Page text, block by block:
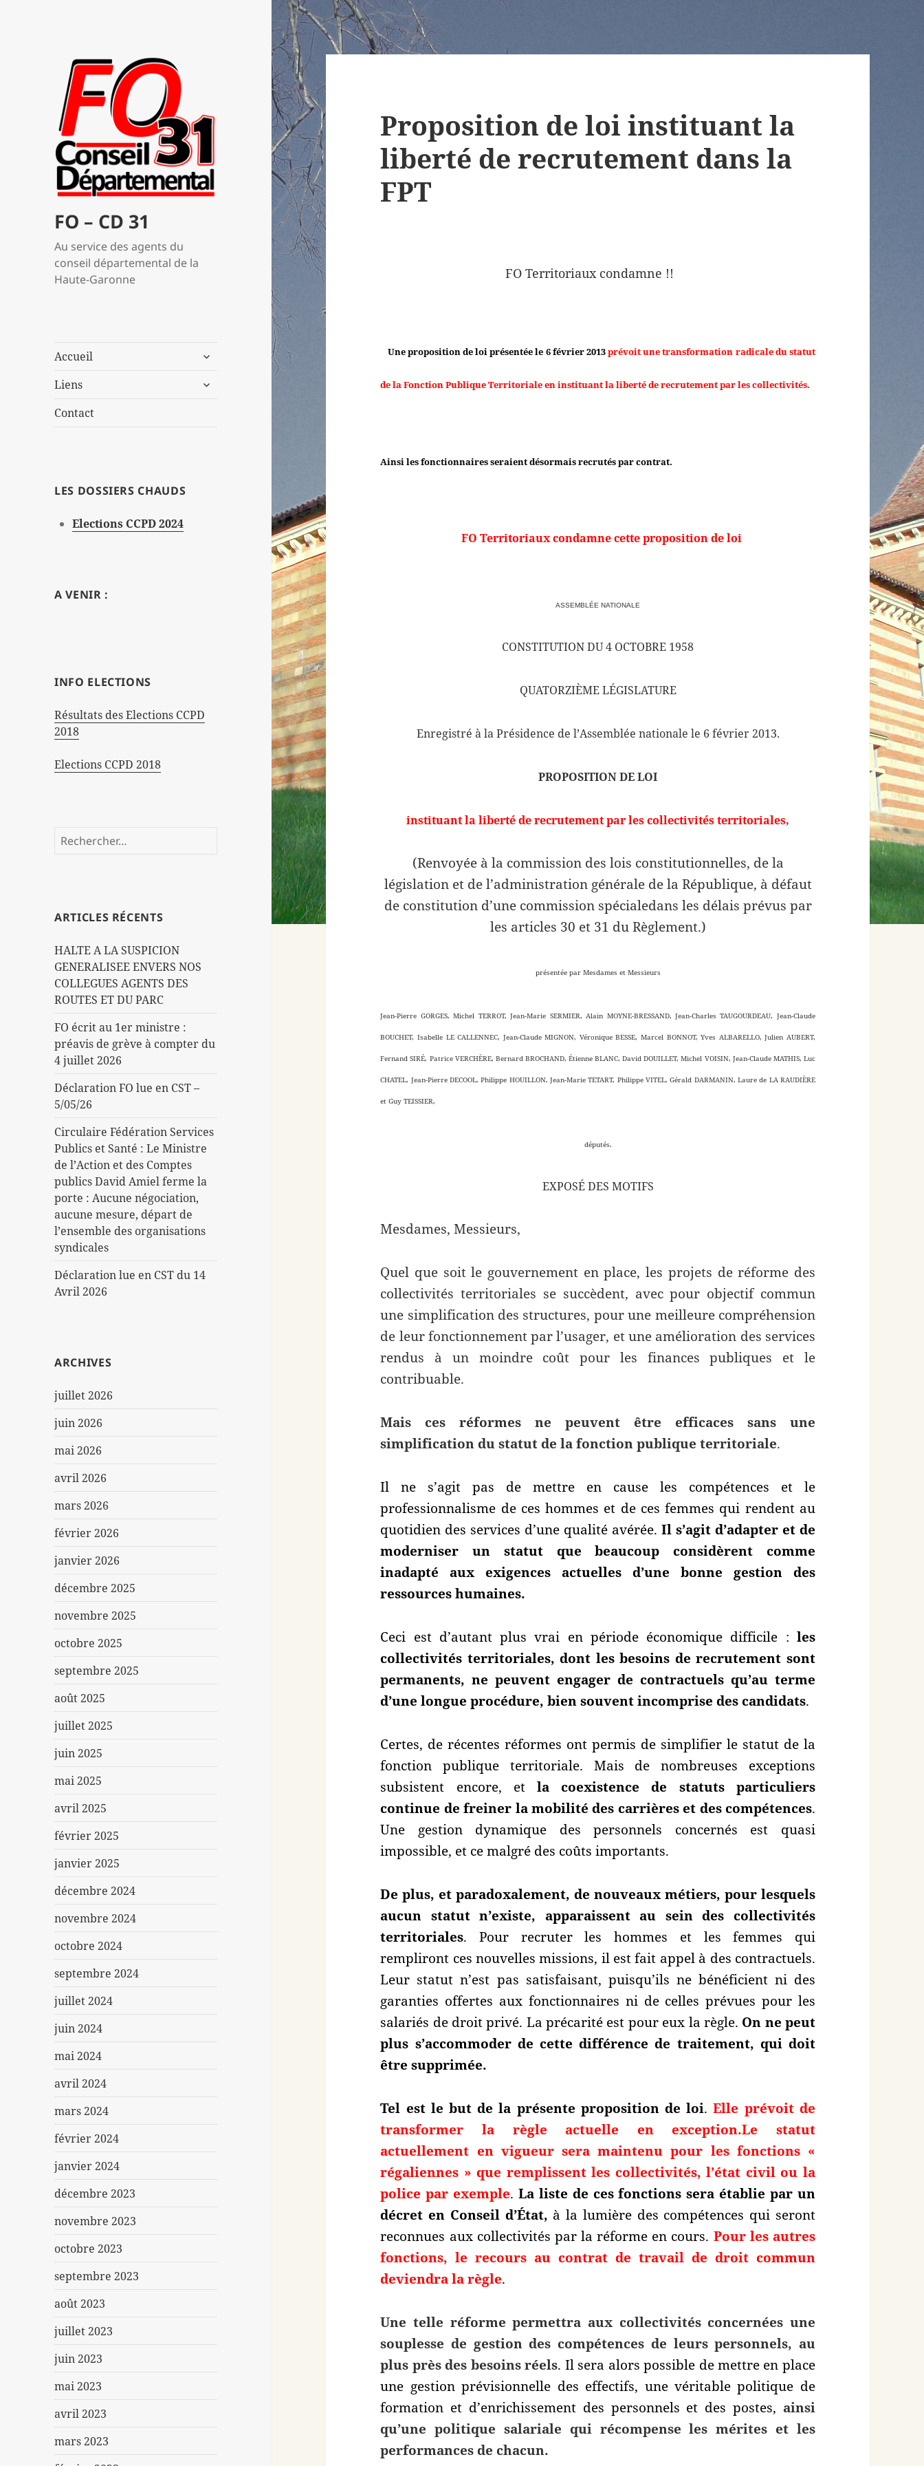
FO – CD 31
Au service des agents du
conseil départemental de la
Haute-Garonne
Accueil
ouvrir
sous-
Liens
ouvrir
Contact
LES DOSSIERS CHAUDS
Elections CCPD 2024
A VENIR :
INFO ELECTIONS
Résultats des Elections CCPD
2018
Elections CCPD 2018
Rechercher :
ARTICLES RÉCENTS
HALTE A LA SUSPICION
GENERALISEE ENVERS NOS
COLLEGUES AGENTS DES
ROUTES ET DU PARC
FO écrit au 1er ministre :
préavis de grève à compter du
4 juillet 2026
Déclaration FO lue en CST –
5/05/26
Circulaire Fédération Services
Publics et Santé : Le Ministre
de l’Action et des Comptes
publics David Amiel ferme la
porte : Aucune négociation,
aucune mesure, départ de
l’ensemble des organisations
syndicales
Déclaration lue en CST du 14
Avril 2026
ARCHIVES
juillet 2026
juin 2026
mai 2026
avril 2026
mars 2026
février 2026
janvier 2026
décembre 2025
novembre 2025
octobre 2025
septembre 2025
août 2025
juillet 2025
juin 2025
mai 2025
avril 2025
février 2025
janvier 2025
décembre 2024
novembre 2024
octobre 2024
septembre 2024
juillet 2024
juin 2024
mai 2024
avril 2024
mars 2024
février 2024
janvier 2024
décembre 2023
novembre 2023
octobre 2023
septembre 2023
août 2023
juillet 2023
juin 2023
mai 2023
avril 2023
mars 2023
Proposition de loi instituant la
liberté de recrutement dans la
FPT
FO Territoriaux condamne !!
Une proposition de loi présentée le 6 février 2013prévoit une transformation radicale du statut
de la Fonction Publique Territoriale en instituant la liberté de recrutement par les collectivités.
Ainsi les fonctionnaires seraient désormais recrutés par contrat.
FO Territoriaux condamne cette proposition de loi
ASSEMBLÉE NATIONALE
CONSTITUTION DU 4 OCTOBRE 1958
QUATORZIÈME LÉGISLATURE
Enregistré à la Présidence de l’Assemblée nationale le 6 février 2013.
PROPOSITION DE LOI
instituant lalibertéderecrutementpar lescollectivités territoriales,
(Renvoyée à la commission des lois constitutionnelles, de la
législation et de l’administration générale de la République, à défaut
de constitution d’une commission spécialedans les délais prévus par
les articles 30 et 31 du Règlement.)
présentée par Mesdames et Messieurs
Jean-Pierre GORGES, Michel TERROT, Jean-Marie SERMIER, Alain MOYNE-BRESSAND, Jean-Charles TAUGOURDEAU, Jean-Claude
BOUCHET, Isabelle LE CALLENNEC, Jean-Claude MIGNON, Véronique BESSE, Marcel BONNOT, Yves ALBARELLO, Julien AUBERT,
Fernand SIRÉ, Patrice VERCHÈRE, Bernard BROCHAND, Étienne BLANC, David DOUILLET, Michel VOISIN, Jean-Claude MATHIS, Luc
CHATEL, Jean-Pierre DECOOL, Philippe HOUILLON, Jean-Marie TETART, Philippe VITEL, Gérald DARMANIN, Laure de LA RAUDIÈRE
et Guy TEISSIER,
députés.
EXPOSÉ DES MOTIFS
Mesdames, Messieurs,
Quel que soit le gouvernement en place, les projets de réforme des
collectivités territoriales se succèdent, avec pour objectif commun
une simplification des structures, pour une meilleure compréhension
de leur fonctionnement par l’usager, et une amélioration des services
rendus à un moindre coût pour les finances publiques et le
contribuable.
Mais ces réformes ne peuvent être efficaces sans une
simplification du statut de la fonction publique territoriale.
Il ne s’agit pas de mettre en cause les compétences et le
professionnalisme de ces hommes et de ces femmes qui rendent au
quotidien des services d’une qualité avérée.Il s’agit d’adapter et de
moderniser un statut que beaucoup considèrent comme
inadapté aux exigences actuelles d’une bonne gestion des
ressources humaines.
Ceci est d’autant plus vrai en période économique difficile : les
collectivités territoriales, dont les besoins de recrutement sont
permanents, ne peuvent engager de contractuels qu’au terme
d’une longue procédure, bien souvent incomprise des candidats.
Certes, de récentes réformes ont permis de simplifier le statut de la
fonction publique territoriale. Mais de nombreuses exceptions
subsistent encore, etla coexistence de statuts particuliers
continue de freiner la mobilité des carrières et des compétences.
Une gestion dynamique des personnels concernés est quasi
impossible, et ce malgré des coûts importants.
De plus, et paradoxalement, de nouveaux métiers, pour lesquels
aucun statut n’existe, apparaissent au sein des collectivités
territoriales. Pour recruter les hommes et les femmes qui
rempliront ces nouvelles missions, il est fait appel à des contractuels.
Leur statut n’est pas satisfaisant, puisqu’ils ne bénéficient ni des
garanties offertes aux fonctionnaires ni de celles prévues pour les
salariés de droit privé. La précarité est pour eux la règle. On ne peut
plus s’accommoder de cette différence de traitement, qui doit
être supprimée.
Tel est le but de la présente proposition de loi.Elle prévoit de
transformer la règle actuelle en exception.Le statut
actuellement en vigueur sera maintenu pour les fonctions «
régaliennes » que remplissent les collectivités, l’état civil ou la
police par exemple. La liste de ces fonctions sera établie par un
décret en Conseil d’État, à la lumière des compétences qui seront
reconnues aux collectivités par la réforme en cours. Pour les autres
fonctions, le recours au contrat de travail de droit commun
deviendra la règle.
Une telle réforme permettra aux collectivités concernées une
souplesse de gestion des compétences de leurs personnels, au
plus près des besoins réels. Il sera alors possible de mettre en place
une gestion prévisionnelle des effectifs, une véritable politique de
formation et d’enrichissement des personnels et des postes, ainsi
qu’une politique salariale qui récompense les mérites et les
performances de chacun.